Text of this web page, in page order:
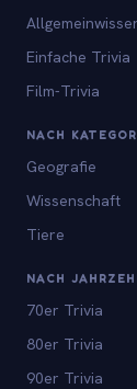
Einfache Trivia
Film-Trivia
NACH
Geografie
Wissenschaft
Tiere
NACH
70er Trivia
80er Trivia
90er Trivia